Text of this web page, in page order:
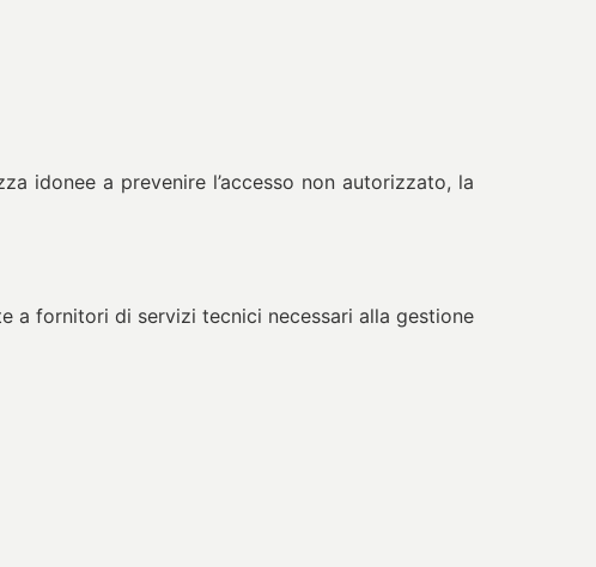
idonee a prevenire l’accesso non autorizzato, la
a fornitori di servizi tecnici necessari alla gestione